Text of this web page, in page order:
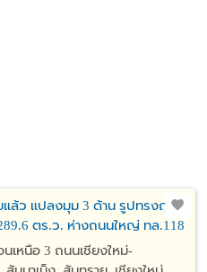
ล้ว แปลงมุม 3 ด้าน รูปทรงถุง
ตร.ว. ห่างถนนใหญ่ ทล.118
ตร สันนาเม็ง สันทราย เชียงใหม่
เหนือ 3 ถนนเชียงใหม่-